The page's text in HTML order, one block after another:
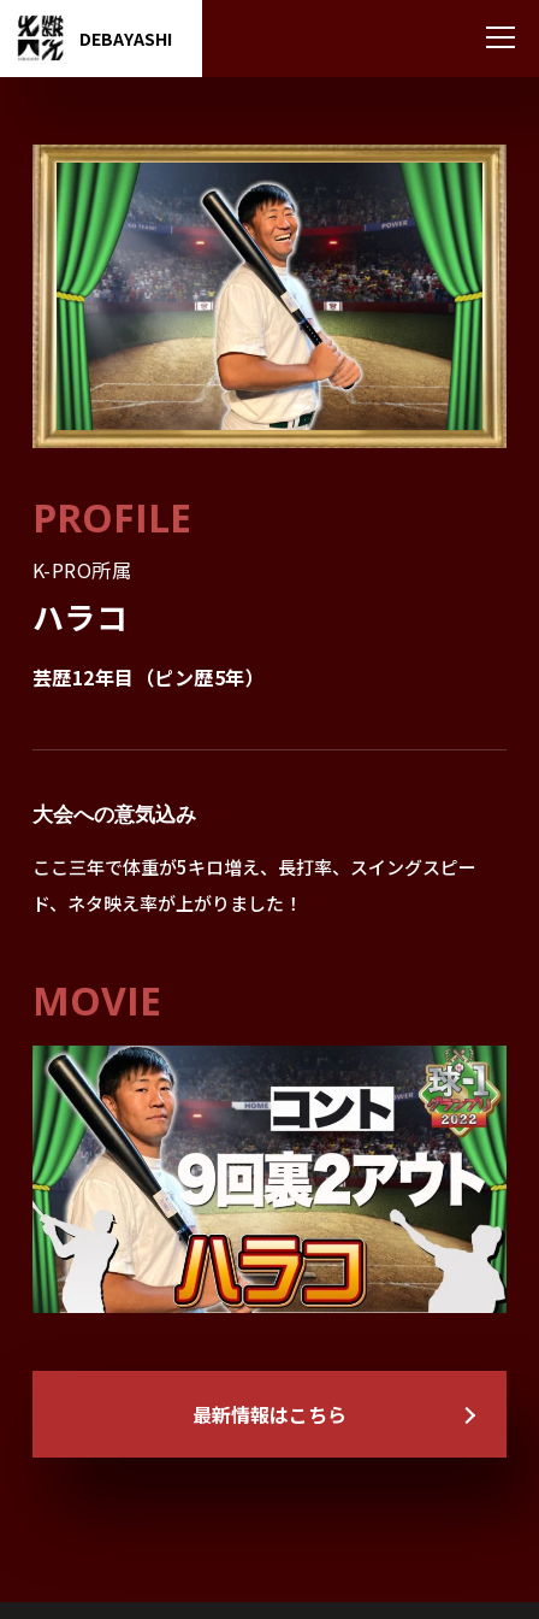
DEBAYASHI
PROFILE
K-PRO所属
ハラコ
芸歴12年目（ピン歴5年）
大会への意気込み
ここ三年で体重が5キロ増え、長打率、スイングスピー
ド、ネタ映え率が上がりました！
MOVIE
最新情報はこちら